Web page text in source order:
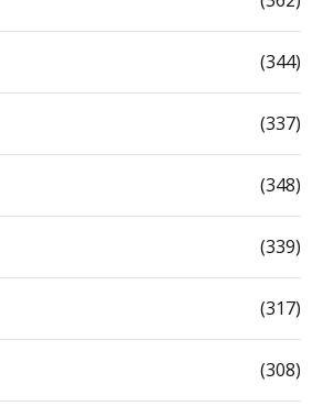
(344)
(337)
(348)
(339)
(317)
(308)